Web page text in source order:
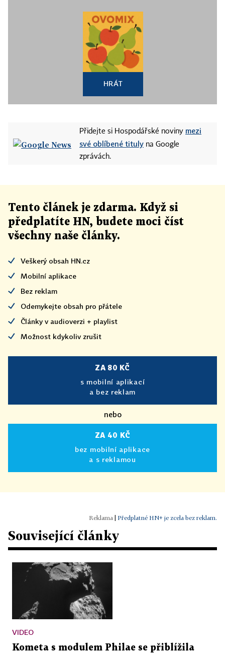
HRÁT
Přidejte si Hospodářské noviny mezi
své oblíbené tituly na Google
zprávách.
Tento článek je zdarma. Když si
předplatíte HN, budete moci číst
všechny naše články.
Veškerý obsah HN.cz
Mobilní aplikace
Bez reklam
Odemykejte obsah pro přátele
Články v audioverzi + playlist
Možnost kdykoliv zrušit
ZA 80 KČ
s mobilní aplikací
a bez reklam
nebo
ZA 40 KČ
bez mobilní aplikace
a s reklamou
Předplatné HN+ je zcela bez reklam.
Související články
VIDEO
Kometa s modulem Philae se přiblížila